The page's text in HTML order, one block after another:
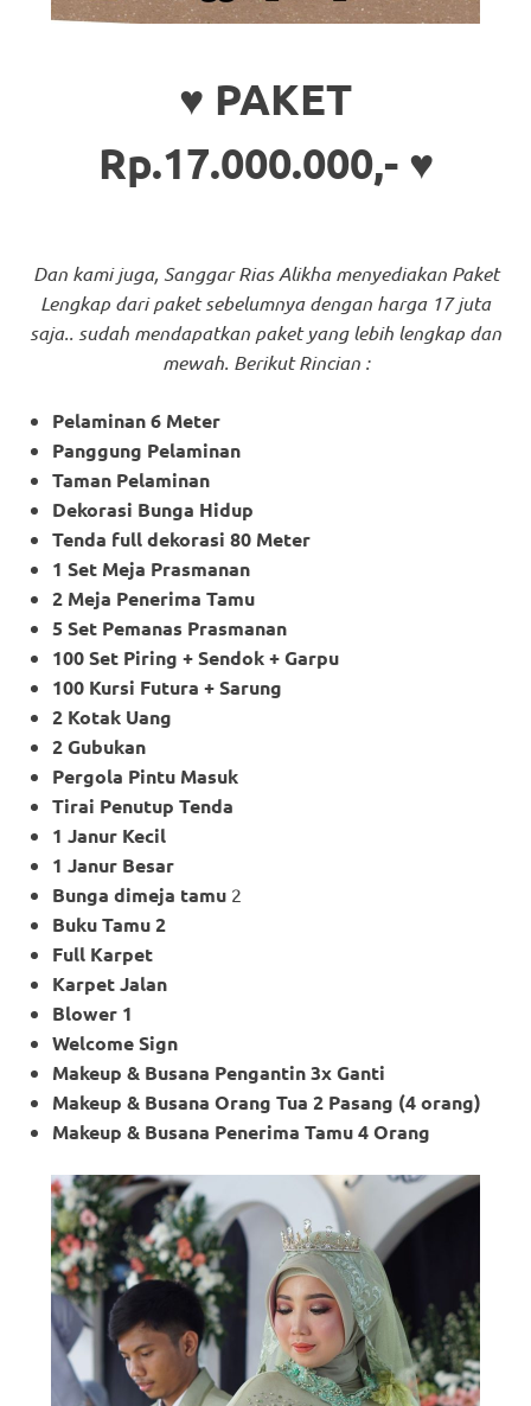
♥ PAKET
Rp.17.000.000,- ♥
Dan kami juga, Sanggar Rias Alikha menyediakan Paket
Lengkap dari paket sebelumnya dengan harga 17 juta
saja.. sudah mendapatkan paket yang lebih lengkap dan
mewah. Berikut Rincian :
Pelaminan 6 Meter
Panggung Pelaminan
Taman Pelaminan
Dekorasi Bunga Hidup
Tenda full dekorasi 80 Meter
1 Set Meja Prasmanan
2 Meja Penerima Tamu
5 Set Pemanas Prasmanan
100 Set Piring + Sendok + Garpu
100 Kursi Futura + Sarung
2 Kotak Uang
2 Gubukan
Pergola Pintu Masuk
Tirai Penutup Tenda
1 Janur Kecil
1 Janur Besar
Bunga dimeja tamu 2
Buku Tamu 2
Full Karpet
Karpet Jalan
Blower 1
Welcome Sign
Makeup & Busana Pengantin 3x Ganti
Makeup & Busana Orang Tua 2 Pasang (4 orang)
Makeup & Busana Penerima Tamu 4 Orang